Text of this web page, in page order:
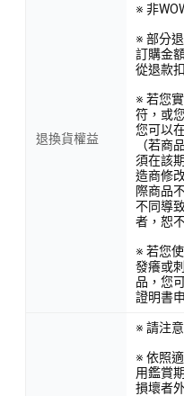
退換貨權益
※ 非
※ 部分
訂購金
從退款
※ 若您
符，或
您可以
（若商
須在該
造商修
際商品
不同導
者，恕
※ 若您
發癢或
品，您
證明書
※ 請注
※ 依照
用鑑賞
損壞者